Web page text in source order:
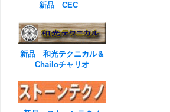
新品 CEC
新品 和光テクニカル＆
Chailoチャリオ